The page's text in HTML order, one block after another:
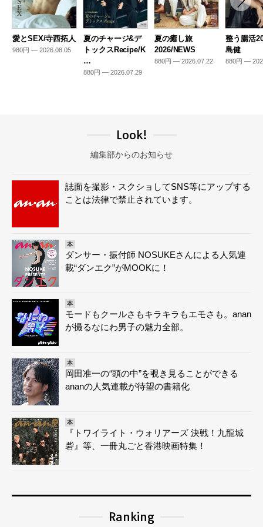
愛とSEX/寺西拓人
980円 — 2026.08.05
夏のチャージ&デ
トックスRecipe/K
…
880円 — 2026.07.29
夏の癒し旅
2026/NEWS
880円 — 2026.07.22
整う腸活
島健
880円 —
Look!
編集部からのお知らせ
誌面を撮影・スクショしてSNS等にアップする
ことは法律で禁止されています。
本
ダンサー・振付師 NOSUKEさんによる人気連
載“ダンエク”がMOOKに！
本
モードもクールさもキラキラもエモさも。anan
が撮るなにわ男子の魅力全部。
本
岡田准一の“頭の中”を覗き見ることができる
ananの人気連載が待望の書籍化
本
『トワイライト・ウォリアーズ 決戦！九龍城
砦』等、一冊丸ごと香港映画特集！
Ranking